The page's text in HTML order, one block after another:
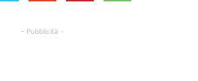
- Pubblicità -